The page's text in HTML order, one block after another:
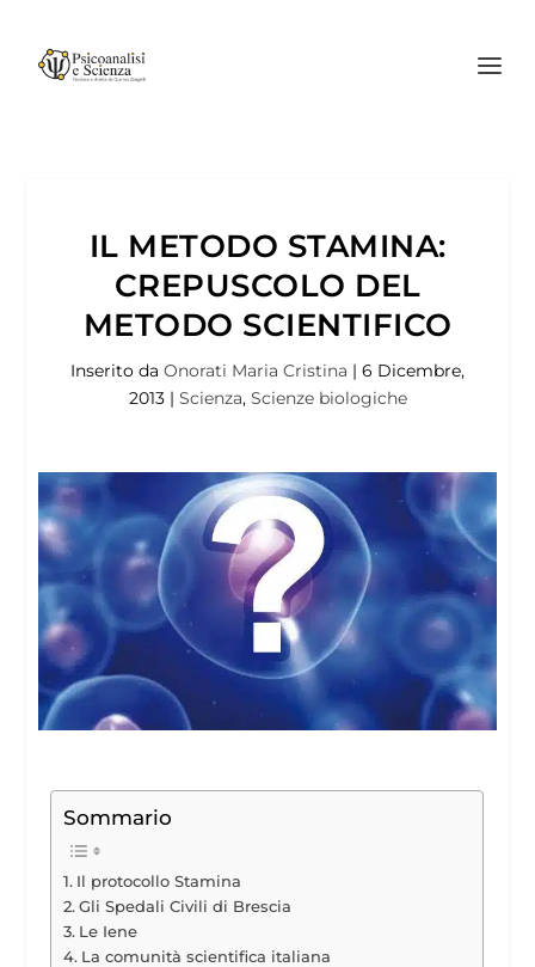
IL METODO STAMINA:
CREPUSCOLO DEL
METODO SCIENTIFICO
Inserito da Onorati Maria Cristina | 6 Dicembre,
2013| Scienza, Scienze biologiche
Sommario
Il protocollo Stamina
Gli Spedali Civili di Brescia
Le Iene
La comunità scientifica italiana